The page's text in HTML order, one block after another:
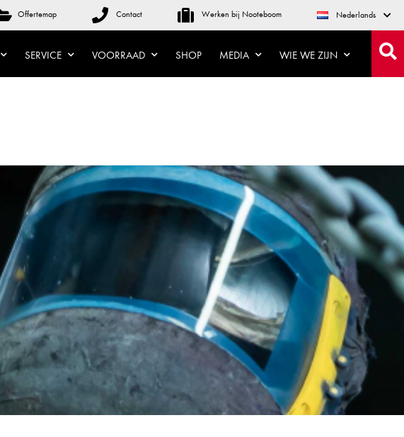
Offertemap Contact Werken bij Nooteboom Nederlands
SERVICE VOORRAAD SHOP MEDIA WIE WE ZIJN